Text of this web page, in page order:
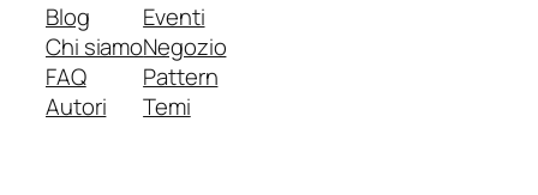
Blog
Chi siamo
FAQ
Autori
Eventi
Negozio
Pattern
Temi